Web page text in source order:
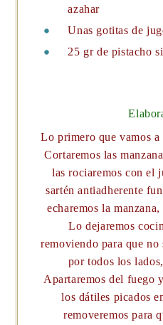
azahar
Unas gotitas de
25 gr de pistacho
Lo primero que vamos a
Cortaremos las
las rociaremos con el
sartén antiadherente
echaremos la
Lo dejaremos
removiendo para que no
por todos los
Apartaremos del fuego
los dátiles picados
removeremos para